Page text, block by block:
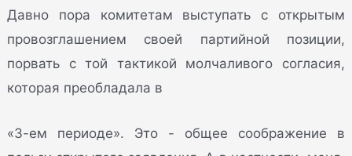
Давно пора комитетам выступать с открытым
провозглашением своей партийной позиции,
порвать с той тактикой молчаливого согласия,
которая преобладала в
«3-ем периоде». Это - общее соображение в